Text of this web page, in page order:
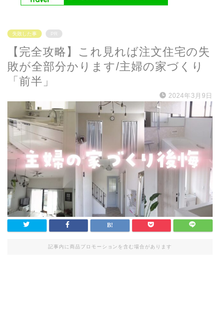
失敗した事 PR
【完全攻略】これ見れば注文住宅の失
敗が全部分かります/主婦の家づくり
「前半」
2024年3月9日
記事内に商品プロモーションを含む場合があります